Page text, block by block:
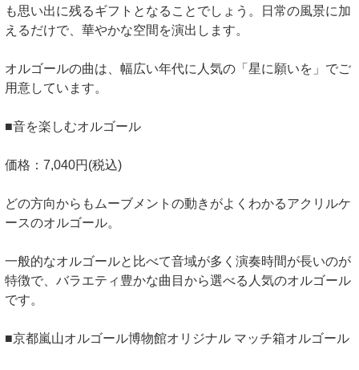
も思い出に残るギフトとなることでしょう。日常の風景に加
えるだけで、華やかな空間を演出します。
オルゴールの曲は、幅広い年代に人気の「星に願いを」でご
用意しています。
■音を楽しむオルゴール
価格：7,040円(税込)
どの方向からもムーブメントの動きがよくわかるアクリルケ
ースのオルゴール。
一般的なオルゴールと比べて音域が多く演奏時間が長いのが
特徴で、バラエティ豊かな曲目から選べる人気のオルゴール
です。
■京都嵐山オルゴール博物館オリジナル マッチ箱オルゴール